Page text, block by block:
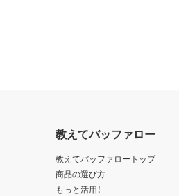
教えてバッファロー
教えてバッファロートップ
商品の選び方
もっと活用！